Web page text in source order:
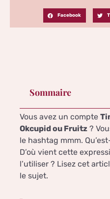
Facebook
Sommaire
Vous avez un compte
Okcupid ou Fruitz ?
le hashtag mmm.
D’où vient cette
l’utiliser ? Lisez cet
le sujet.